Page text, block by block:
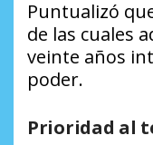
Puntualizó
de las cuales
veinte años
poder.
Prioridad al